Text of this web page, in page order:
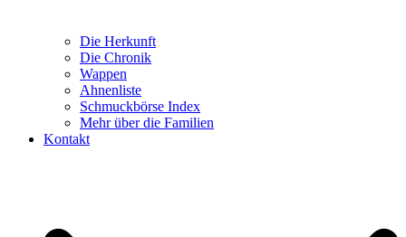
Die Herkunft
Die Chronik
Wappen
Ahnenliste
Schmuckbörse Index
Mehr über die Familien
Kontakt